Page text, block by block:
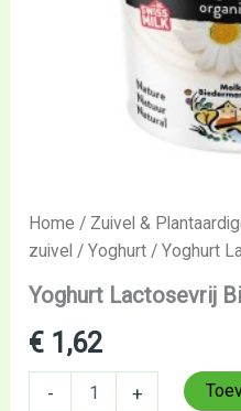
Home / Zuivel &
zuivel /Yoghurt / Yoghurt
Yoghurt Lactosevrij
€ 1,62
- +